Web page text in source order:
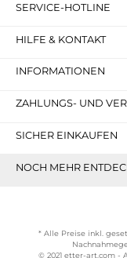
SERVICE-HOTLINE
HILFE & KONTAKT
INFORMATIONEN
ZAHLUNGS- UND
SICHER EINKAUFEN
NOCH MEHR
* Alle Preise inkl.
© 2021 etter-art.com -